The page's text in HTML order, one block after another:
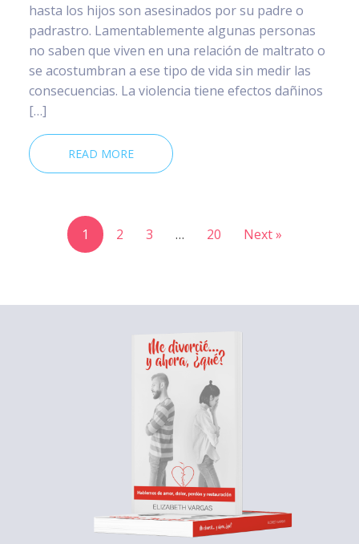
hasta los hijos son asesinados por su padre o
padrastro. Lamentablemente algunas personas
no saben que viven en una relación de maltrato o
se acostumbran a ese tipo de vida sin medir las
consecuencias. La violencia tiene efectos dañinos
[…]
READ MORE
1 2 3 … 20 Next »